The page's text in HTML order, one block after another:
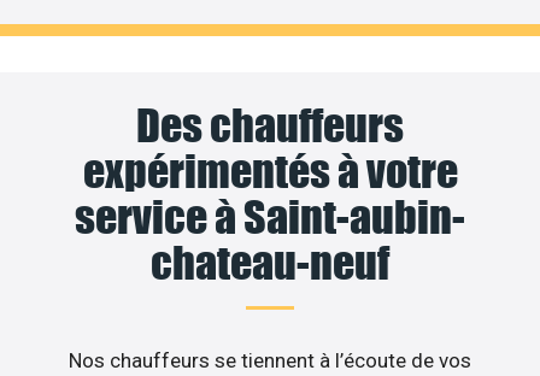
Des chauffeurs
expérimentés à votre
service à Saint-aubin-
chateau-neuf
Nos chauffeurs se tiennent à l’écoute de vos